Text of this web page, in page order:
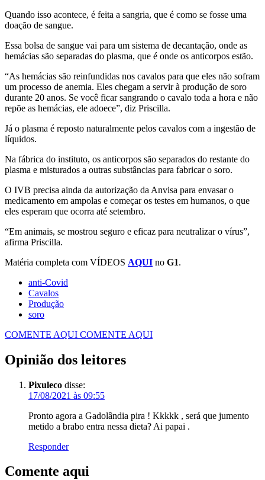
Quando isso acontece, é feita a sangria, que é como se fosse uma
doação de sangue.
Essa bolsa de sangue vai para um sistema de decantação, onde as
hemácias são separadas do plasma, que é onde os anticorpos estão.
“As hemácias são reinfundidas nos cavalos para que eles não sofram
um processo de anemia. Eles chegam a servir à produção de soro
durante 20 anos. Se você ficar sangrando o cavalo toda a hora e não
repõe as hemácias, ele adoece”, diz Priscilla.
Já o plasma é reposto naturalmente pelos cavalos com a ingestão de
líquidos.
Na fábrica do instituto, os anticorpos são separados do restante do
plasma e misturados a outras substâncias para fabricar o soro.
O IVB precisa ainda da autorização da Anvisa para envasar o
medicamento em ampolas e começar os testes em humanos, o que
eles esperam que ocorra até setembro.
“Em animais, se mostrou seguro e eficaz para neutralizar o vírus”,
afirma Priscilla.
Matéria completa com VÍDEOS AQUI no G1.
anti-Covid
Cavalos
Produção
soro
COMENTE AQUI COMENTE AQUI
Opinião dos leitores
Pixuleco disse:
17/08/2021 às 09:55
Pronto agora a Gadolândia pira ! Kkkkk , será que jumento
metido a brabo entra nessa dieta? Ai papai .
Responder
Comente aqui